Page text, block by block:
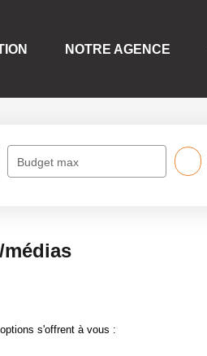
NOTRE AGENCE
Budget max
s'offrent à vous :